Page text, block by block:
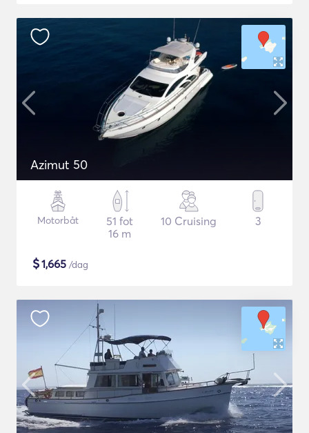
Azimut 50
Motorbåt
51 fot
16 m
10 Cruising 3
$1,665 /dag